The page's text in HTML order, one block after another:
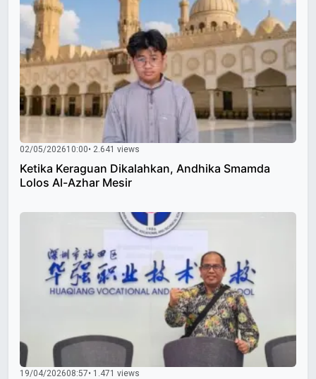
02/05/202610:00• 2.641 views
Ketika Keraguan Dikalahkan, Andhika Smamda
Lolos Al-Azhar Mesir
19/04/202608:57• 1.471 views